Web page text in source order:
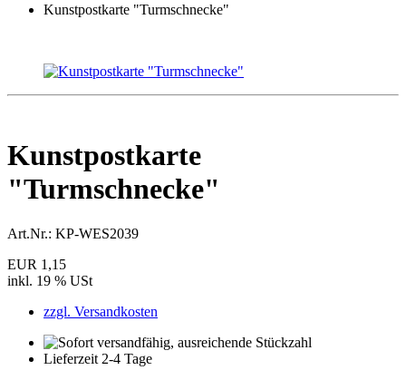
Kunstpostkarte "Turmschnecke"
Kunstpostkarte
"Turmschnecke"
Art.Nr.: KP-WES2039
EUR 1,15
inkl. 19 % USt
zzgl. Versandkosten
Lieferzeit 2-4 Tage